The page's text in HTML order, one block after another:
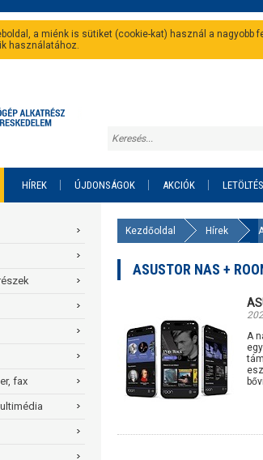
a miénk is sütiket (cookie-kat) használ a
használatához.
HÍREK ÚJDONSÁGOK AKCIÓK
fax
Kezdőoldal Hírek
ASUSTOR NAS +
A